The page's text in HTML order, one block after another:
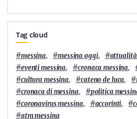
Tag cloud
#messina, #messina oggi, #attualità
#eventi messina, #cronaca messina,
#cultura messina, #cateno de luca, #
#cronaca di messina, #politica
#coronavirus messina, #accorinti, #
#atm messina